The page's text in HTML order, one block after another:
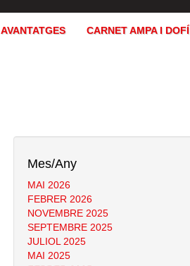
AVANTATGES CARNET AMPA I DOFÍ
Mes/Any
MAI 2026
FEBRER 2026
NOVEMBRE 2025
SEPTEMBRE 2025
JULIOL 2025
MAI 2025